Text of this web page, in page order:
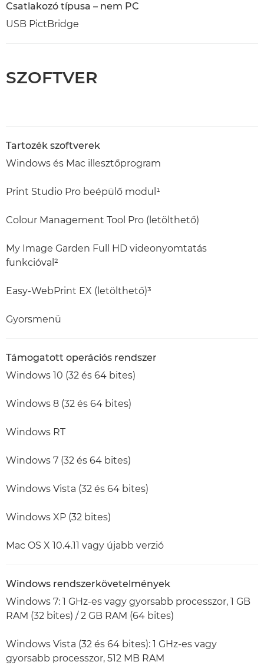
Csatlakozó típusa – nem PC
USB PictBridge
SZOFTVER
Tartozék szoftverek
Windows és Mac illesztőprogram
Print Studio Pro beépülő modul¹
Colour Management Tool Pro (letölthető)
My Image Garden Full HD videonyomtatás
funkcióval²
Easy-WebPrint EX (letölthető)³
Gyorsmenü
Támogatott operációs rendszer
Windows 10 (32 és 64 bites)
Windows 8 (32 és 64 bites)
Windows RT
Windows 7 (32 és 64 bites)
Windows Vista (32 és 64 bites)
Windows XP (32 bites)
Mac OS X 10.4.11 vagy újabb verzió
Windows rendszerkövetelmények
Windows 7: 1 GHz-es vagy gyorsabb processzor, 1 GB
RAM (32 bites) / 2 GB RAM (64 bites)
Windows Vista (32 és 64 bites): 1 GHz-es vagy
gyorsabb processzor, 512 MB RAM